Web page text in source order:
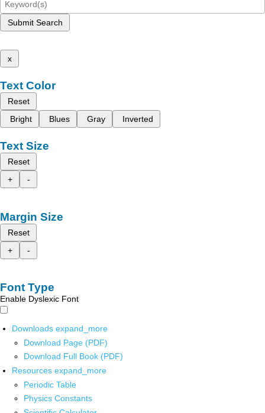
Submit Search
x
Text Color
Reset
Bright
Blues Gray Inverted
Text Size
Reset
+
-
Margin Size
Reset
+
-
Font Type
Enable Dyslexic Font
Downloads expand_more
Download Page (PDF)
Download Full Book (PDF)
Resources expand_more
Periodic Table
Physics Constants